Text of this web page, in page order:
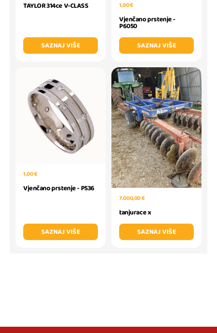
TAYLOR 314ce V-CLASS
SAZNAJ VIŠE
1,00 €
Vjenčano prstenje -
P6050
SAZNAJ VIŠE
1,00 €
Vjenčano prstenje - P536
SAZNAJ VIŠE
7.000,00 €
tanjurace x
SAZNAJ VIŠE